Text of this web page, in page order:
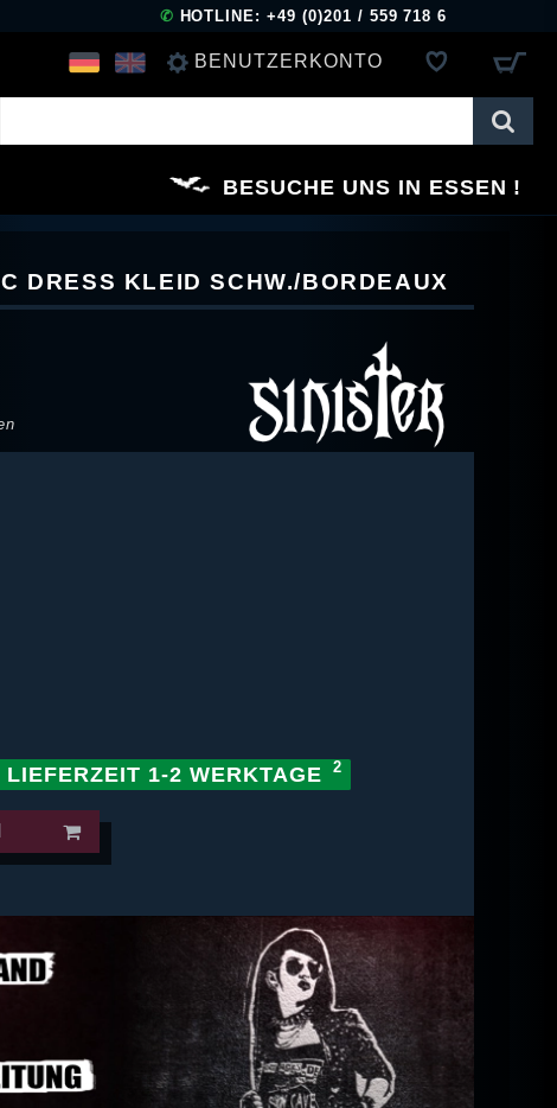
✆ HOTLINE: +49 (0)201 / 559 718 6
BENUTZERKONTO
REGISTRIEREN
BESUCHE UNS IN ESSEN
DRESS KLEID SCHW./BORDEAUX
1-2 WERKTAGE